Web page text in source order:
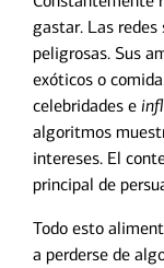
gastar. Las
peligrosas. Sus
exóticos o
celebridades e
algoritmos
intereses. El
principal de
Todo esto
a perderse de